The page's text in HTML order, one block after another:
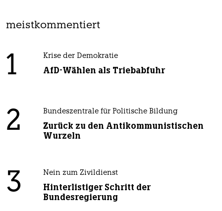
meistkommentiert
1 Krise der Demokratie
AfD-Wählen als Triebabfuhr
2 Bundeszentrale für Politische Bildung
Zurück zu den Antikommunistischen
Wurzeln
3 Nein zum Zivildienst
Hinterlistiger Schritt der
Bundesregierung